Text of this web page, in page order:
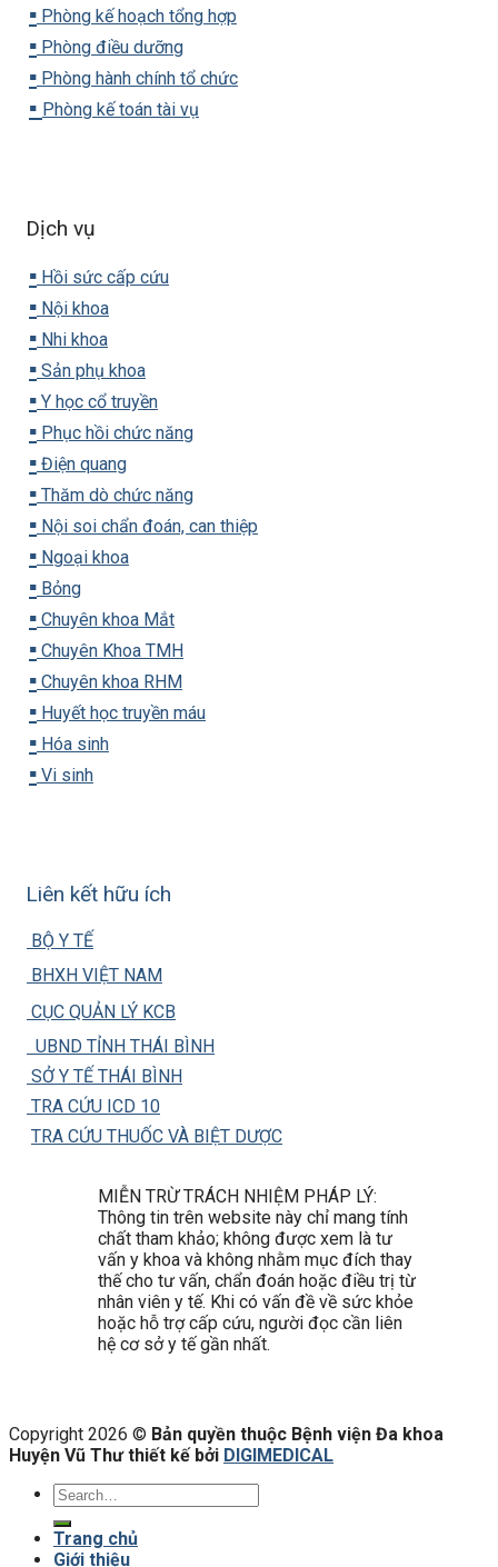
▪️ Phòng kế hoạch tổng hợp
▪️ Phòng điều dưỡng
▪️ Phòng hành chính tổ chức
▪️ Phòng kế toán tài vụ
Dịch vụ
▪️ Hồi sức cấp cứu
▪️ Nội khoa
▪️ Nhi khoa
▪️ Sản phụ khoa
▪️ Y học cổ truyền
▪️ Phục hồi chức năng
▪️ Điện quang
▪️ Thăm dò chức năng
▪️ Nội soi chẩn đoán, can thiệp
▪️ Ngoại khoa
▪️ Bỏng
▪️ Chuyên khoa Mắt
▪️ Chuyên Khoa TMH
▪️ Chuyên khoa RHM
▪️ Huyết học truyền máu
▪️ Hóa sinh
▪️ Vi sinh
Liên kết hữu ích
BỘ Y TẾ
BHXH VIỆT NAM
CỤC QUẢN LÝ KCB
UBND TỈNH THÁI BÌNH
SỞ Y TẾ THÁI BÌNH
TRA CỨU ICD 10
TRA CỨU THUỐC VÀ BIỆT DƯỢC
MIỄN TRỪ TRÁCH NHIỆM PHÁP LÝ:
Thông tin trên website này chỉ mang tính
chất tham khảo; không được xem là tư
vấn y khoa và không nhằm mục đích thay
thế cho tư vấn, chẩn đoán hoặc điều trị từ
nhân viên y tế. Khi có vấn đề về sức khỏe
hoặc hỗ trợ cấp cứu, người đọc cần liên
hệ cơ sở y tế gần nhất.
Copyright 2026 © Bản quyền thuộc Bệnh viện Đa khoa
Huyện Vũ Thư thiết kế bởi DIGIMEDICAL
Trang chủ
Giới thiệu